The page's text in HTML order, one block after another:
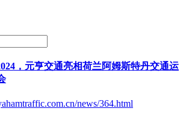
，元亨交通亮相荷兰阿姆斯特丹交通运
news/364.html